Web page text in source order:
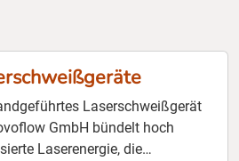
Laserschweißgerät
GmbH bündelt hoch
Laserenergie, die